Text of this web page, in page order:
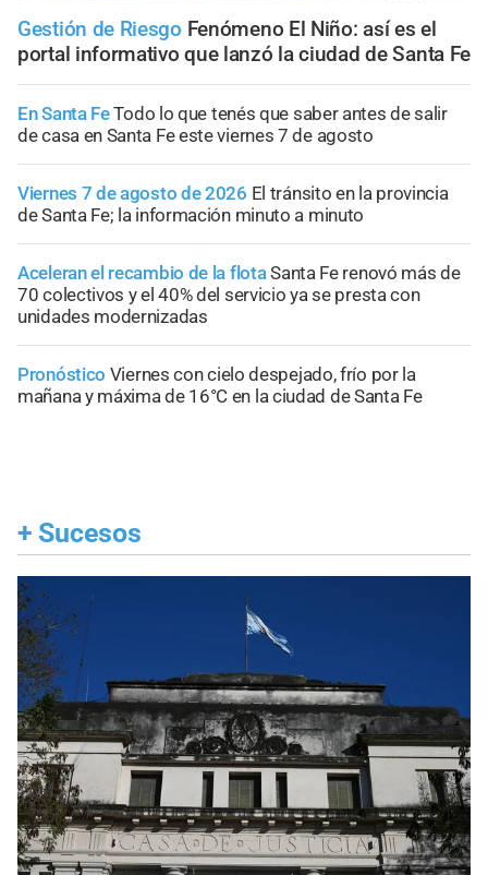
Gestión de Riesgo Fenómeno El Niño: así es el
portal informativo que lanzó la ciudad de Santa Fe
En Santa FeTodo lo que tenés que saber antes de salir
de casa en Santa Fe este viernes 7 de agosto
Viernes 7 de agosto de 2026 El tránsito en la provincia
de Santa Fe; la información minuto a minuto
Aceleran el recambio de la flotaSanta Fe renovó más de
70 colectivos y el 40% del servicio ya se presta con
unidades modernizadas
Pronóstico Viernes con cielo despejado, frío por la
mañana y máxima de 16°C en la ciudad de Santa Fe
+ Sucesos